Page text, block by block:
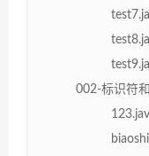
002-标识符